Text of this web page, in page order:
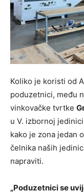
Koliko je koristi od
poduzetnici, među
vinkovačke tvrtke
u V. izbornoj
kako je zona jedan
čelnika naših
napraviti.
„Poduzetnici se